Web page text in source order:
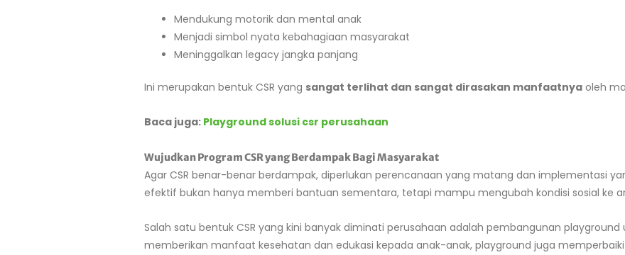
Mendukung motorik dan mental anak
Menjadi simbol nyata kebahagiaan masyarakat
Meninggalkan legacy jangka panjang
Ini merupakan bentuk CSR yang sangat terlihat dan sangat dirasakan manfaatnya oleh
Baca juga: Playground solusi csr perusahaan
Wujudkan Program CSR yang Berdampak Bagi Masyarakat
Agar CSR benar-benar berdampak, diperlukan perencanaan yang matang dan implementasi
efektif bukan hanya memberi bantuan sementara, tetapi mampu mengubah kondisi sosial ke
Salah satu bentuk CSR yang kini banyak diminati perusahaan adalah pembangunan playground
memberikan manfaat kesehatan dan edukasi kepada anak-anak, playground juga